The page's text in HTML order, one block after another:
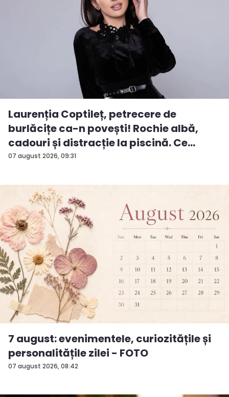
07 august 2026, 09:31
Laurenția Coptileț, petrecere de
burlăcițe ca-n povești! Rochie albă,
cadouri și distracție la piscină. Ce
surp...
07 august 2026, 08:42
7 august: evenimentele, curiozitățile și
personalitățile zilei - FOTO